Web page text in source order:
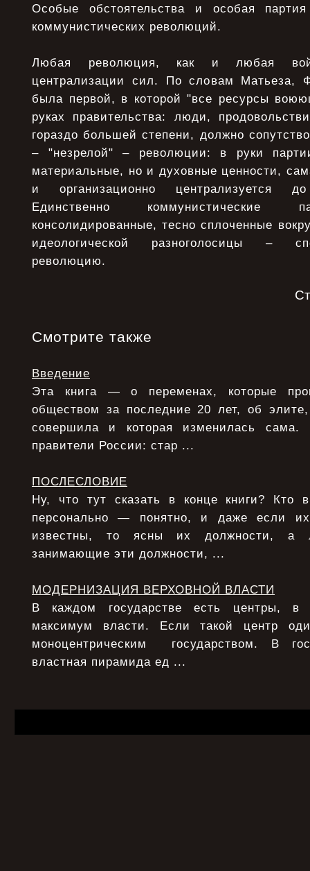
Особые обстоятельства и особая
коммунистических революций.
Любая революция, как и любая
централизации сил. По словам Матьеза,
была первой, в которой "все ресурсы
руках правительства: люди,
гораздо большей степени, должно
– "незрелой" – революции: в руки
материальные, но и духовные ценности,
и организационно централизуется
Единственно коммунистические
консолидированные, тесно сплоченные
идеологической разноголосицы –
революцию.
Смотрите также
Введение
Эта книга — о переменах, которые
обществом за последние 20 лет, об
совершила и которая изменилась
правители России: стар ...
ПОСЛЕСЛОВИЕ
Ну, что тут сказать в конце книги? Кто
персонально — понятно, и даже если
известны, то ясны их должности, а
занимающие эти должности, ...
МОДЕРНИЗАЦИЯ ВЕРХОВНОЙ ВЛАСТИ
В каждом государстве есть центры, в
максимум власти. Если такой центр
моноцентрическим государством. В
властная пирамида ед ...